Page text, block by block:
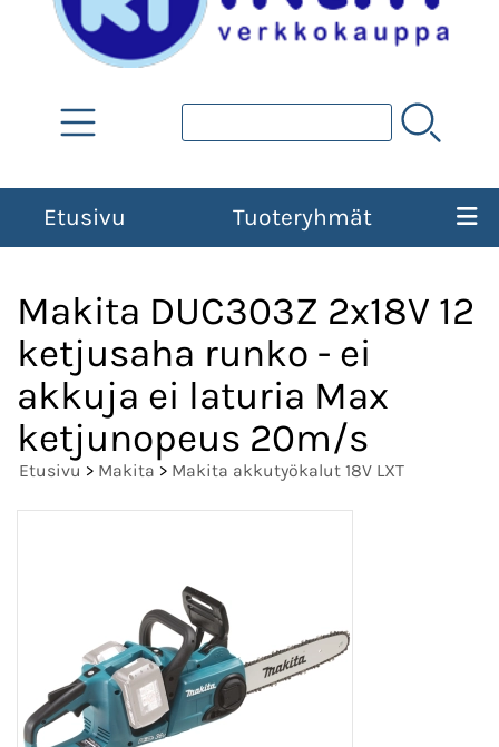
Etusivu Tuoteryhmät
Makita DUC303Z 2x18V 12
ketjusaha runko - ei
akkuja ei laturia Max
ketjunopeus 20m/s
Etusivu > Makita > Makita akkutyökalut 18V LXT